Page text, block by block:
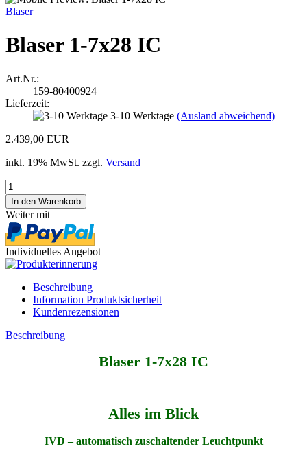
Blaser
Blaser 1-7x28 IC
Art.Nr.:
159-80400924
Lieferzeit:
3-10 Werktage (Ausland abweichend)
2.439,00 EUR
inkl. 19% MwSt. zzgl. Versand
Weiter mit
Individuelles Angebot
Beschreibung
Information Produktsicherheit
Kundenrezensionen
Beschreibung
Blaser 1-7x28 IC
Alles im Blick
IVD – automatisch zuschaltender Leuchtpunkt